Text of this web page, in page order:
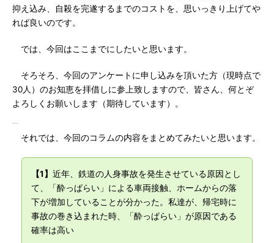
抑え込み、自殺を完遂するまでのコストを、思いっきり上げてや
れば良いのです。
では、今回はここまでにしたいと思います。
そろそろ、今回のアンケートに申し込みを頂いた方（現時点で
30人）のお知恵を拝借しに参上致しますので、皆さん、何とぞ
よろしくお願いします（期待しています）。
それでは、今回のコラムの内容をまとめてみたいと思います。
【1】 近年、鉄道の人身事故を発生させている原因とし
て、「酔っぱらい」による車両接触、ホームからの落
下が増加していることが分かった。私達が、帰宅時に
事故の巻き込まれた時、「酔っぱらい」が原因である
確率は高い